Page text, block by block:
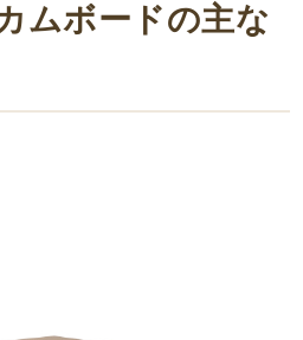
ムボードの主な